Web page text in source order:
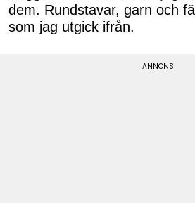
dem. Rundstavar, garn och
som jag utgick ifrån.